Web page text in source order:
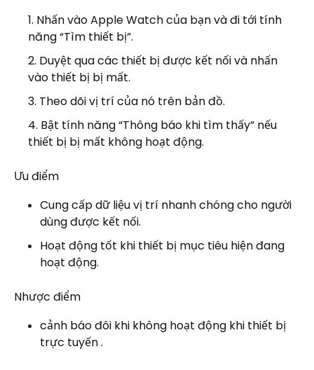
Nhấn vào Apple Watch của bạn và đi tới tính
năng “Tìm thiết bị”.
Duyệt qua các thiết bị được kết nối và nhấn
vào thiết bị bị mất.
Theo dõi vị trí của nó trên bản đồ.
Bật tính năng “Thông báo khi tìm thấy” nếu
thiết bị bị mất không hoạt động.
Ưu điểm
Cung cấp dữ liệu vị trí nhanh chóng cho người
dùng được kết nối.
Hoạt động tốt khi thiết bị mục tiêu hiện đang
hoạt động.
Nhược điểm
cảnh báo đôi khi không hoạt động khi thiết bị
trực tuyến .